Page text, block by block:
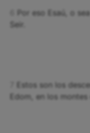
Por eso Esaú, o
Seir.
Estos son los
Edom, en los montes